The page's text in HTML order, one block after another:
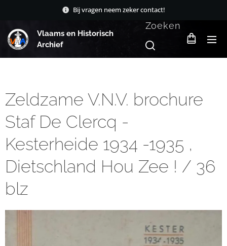
Bij vragen neem zeker contact!
Vlaams en Historisch
Archief
Zoeken
Zeldzame V.N.V. brochure
Staf De Clercq -
Kesterheide 1934 -1935 ,
Dietschland Hou Zee ! / 36
blz